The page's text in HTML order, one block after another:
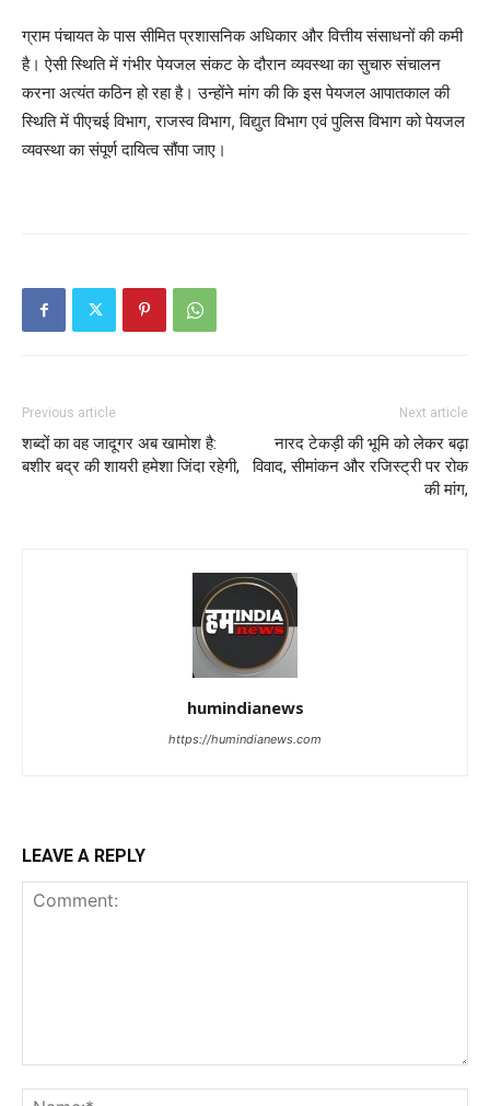
ग्राम पंचायत के पास सीमित प्रशासनिक अधिकार और वित्तीय संसाधनों की कमी
है। ऐसी स्थिति में गंभीर पेयजल संकट के दौरान व्यवस्था का सुचारु संचालन
करना अत्यंत कठिन हो रहा है। उन्होंने मांग की कि इस पेयजल आपातकाल की
स्थिति में पीएचई विभाग, राजस्व विभाग, विद्युत विभाग एवं पुलिस विभाग को पेयजल
व्यवस्था का संपूर्ण दायित्व सौंपा जाए।
Previous article
शब्दों का वह जादूगर अब खामोश है:
बशीर बद्र की शायरी हमेशा जिंदा रहेगी,
Next article
नारद टेकड़ी की भूमि को लेकर बढ़ा
विवाद, सीमांकन और रजिस्ट्री पर रोक
की मांग,
humindianews
https://humindianews.com
LEAVE A REPLY